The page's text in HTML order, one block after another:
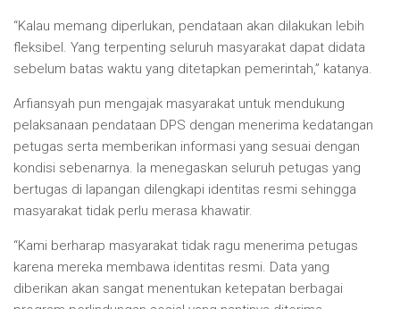
“Kalau memang diperlukan, pendataan akan dilakukan lebih
fleksibel. Yang terpenting seluruh masyarakat dapat didata
sebelum batas waktu yang ditetapkan pemerintah,” katanya.
Arfiansyah pun mengajak masyarakat untuk mendukung
pelaksanaan pendataan DPS dengan menerima kedatangan
petugas serta memberikan informasi yang sesuai dengan
kondisi sebenarnya. Ia menegaskan seluruh petugas yang
bertugas di lapangan dilengkapi identitas resmi sehingga
masyarakat tidak perlu merasa khawatir.
“Kami berharap masyarakat tidak ragu menerima petugas
karena mereka membawa identitas resmi. Data yang
diberikan akan sangat menentukan ketepatan berbagai